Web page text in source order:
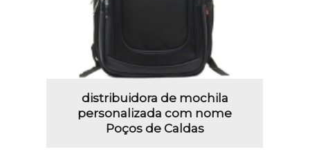
distribuidora de mochila
personalizada com nome
Poços de Caldas